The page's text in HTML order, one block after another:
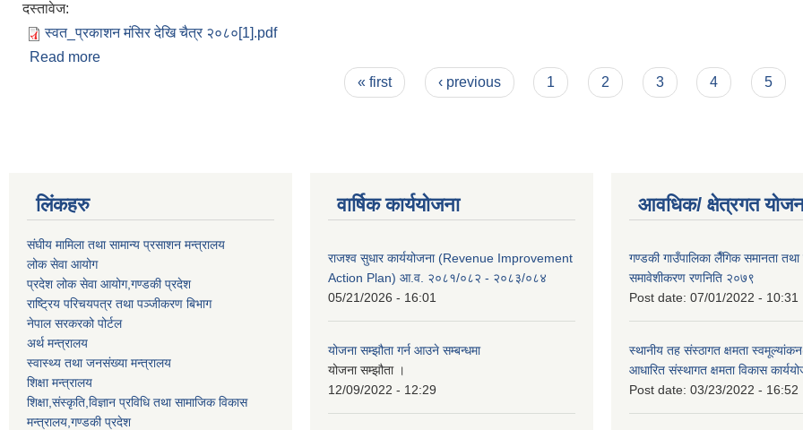
दस्तावेज:
स्वत_प्रकाशन मंसिर देखि चैत्र २०८०[1].pdf
Read more
« first ‹ previous 1 2 3 4 5
लिंकहरु
संघीय मामिला तथा सामान्य प्रसाशन मन्त्रालय
लोक सेवा आयोग
प्रदेश लोक सेवा आयोग,गण्डकी प्रदेश
राष्ट्रिय परिचयपत्र तथा पञ्जीकरण बिभाग
नेपाल सरकरको पोर्टल
अर्थ मन्त्रालय
स्वास्थ्य तथा जनसंख्या मन्त्रालय
शिक्षा मन्त्रालय
शिक्षा,संस्कृति,विज्ञान प्रविधि तथा सामाजिक विकास
मन्त्रालय,गण्डकी प्रदेश
वार्षिक कार्ययोजना
राजश्व सुधार कार्ययोजना (Revenue Improvement
Action Plan) आ.व. २०८१/०८२ - २०८३/०८४
05/21/2026 - 16:01
योजना सम्झौता गर्न आउने सम्बन्धमा
योजना सम्झौता ।
12/09/2022 - 12:29
आवधिक/ क्षेत्रगत
गण्डकी गाउँपालिका लैँगिक समानता तथा
समावेशीकरण रणनिति २०७९
Post date: 07/01/2022 - 10:31
स्थानीय तह संस्ठागत क्षमता
आधारित संस्थागत क्षमता विकास
Post date: 03/23/2022 - 16:52